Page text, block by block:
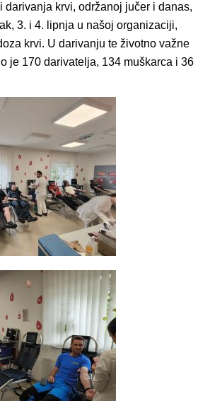
darivanja krvi, održanoj jučer i danas,
3. i 4. lipnja u našoj organizaciji,
krvi. U darivanju te životno važne
je 170 darivatelja, 134 muškarca i 36